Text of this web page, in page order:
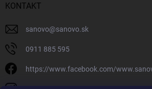
KONTAKT
sanovo@sanovo.sk
0911 885 595
https://www.facebook.com/